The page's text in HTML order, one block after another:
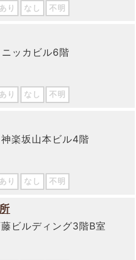
あり なし 不明
ッカビル6階
あり なし 不明
楽坂山本ビル4階
あり なし 不明
ビルディング3階B室